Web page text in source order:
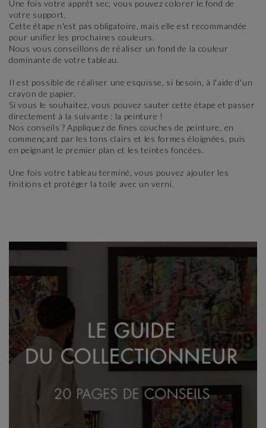
Une fois votre apprêt sec, vous pouvez colorer le fond de
votre support.
Cette étape n'est pas obligatoire, mais elle est recommandée
pour unifier les prochaines couleurs.
Nous vous conseillons de réaliser un fond de la couleur
dominante de votre tableau.
Il est possible de réaliser une esquisse, si besoin, à l'aide d'un
crayon de papier.
Si vous le souhaitez, vous pouvez sauter cette étape et passer
directement à la suivante : la peinture !
Nos conseils ? Appliquez de fines couches de peinture, en
commençant par les tons clairs et les formes éloignées, puis
en peignant le premier plan et les teintes foncées.
Une fois votre tableau terminé, vous pouvez ajouter les
finitions et protéger la toile avec un verni.